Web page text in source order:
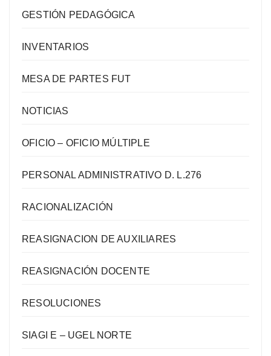
GESTIÓN PEDAGÓGICA
INVENTARIOS
MESA DE PARTES FUT
NOTICIAS
OFICIO – OFICIO MÚLTIPLE
PERSONAL ADMINISTRATIVO D. L.276
RACIONALIZACIÓN
REASIGNACION DE AUXILIARES
REASIGNACIÓN DOCENTE
RESOLUCIONES
SIAGI E – UGEL NORTE